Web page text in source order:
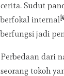
cerita. Sudut
berfokal internal
berfungsi jadi
Perbedaan dari
seorang tokoh